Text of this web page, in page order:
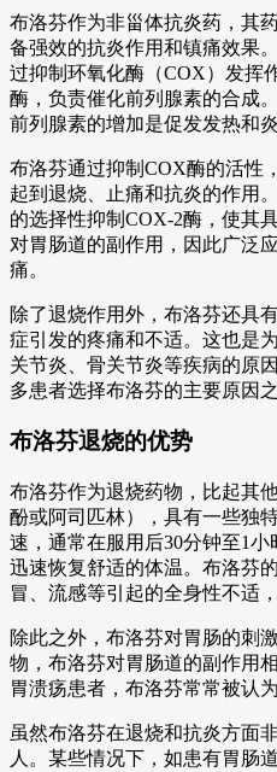
布洛芬作为非甾体抗炎药，其
备强效的抗炎作用和镇痛效果
过抑制环氧化酶（COX）发挥
酶，负责催化前列腺素的合成
前列腺素的增加是促发发热和
布洛芬通过抑制COX酶的活性
起到退烧、止痛和抗炎的作用
的选择性抑制COX-2酶，使其
对胃肠道的副作用，因此广泛
痛。
除了退烧作用外，布洛芬还具
症引发的疼痛和不适。这也是
关节炎、骨关节炎等疾病的原
多患者选择布洛芬的主要原因之
布洛芬退烧的优势
布洛芬作为退烧药物，比起其
酚或阿司匹林），具有一些独
速，通常在服用后30分钟至1
迅速恢复舒适的体温。布洛芬
冒、流感等引起的全身性不适
除此之外，布洛芬对胃肠的刺
物，布洛芬对胃肠道的副作用
胃溃疡患者，布洛芬常常被认
虽然布洛芬在退烧和抗炎方面
人。某些情况下，如患有胃肠